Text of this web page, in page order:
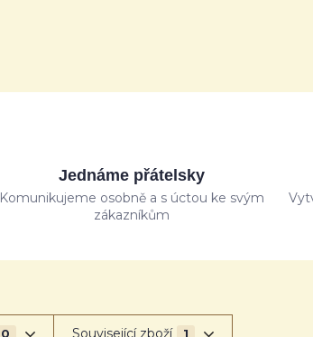
Jednáme přátelsky
Komunikujeme osobně a s úctou ke svým
zákazníkům
0 Související zboží 1